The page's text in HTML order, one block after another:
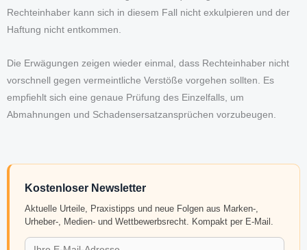
Rechteinhaber kann sich in diesem Fall nicht exkulpieren und der
Haftung nicht entkommen.
Die Erwägungen zeigen wieder einmal, dass Rechteinhaber nicht
vorschnell gegen vermeintliche Verstöße vorgehen sollten. Es
empfiehlt sich eine genaue Prüfung des Einzelfalls, um
Abmahnungen und Schadensersatzansprüchen vorzubeugen.
Kostenloser Newsletter
Aktuelle Urteile, Praxistipps und neue Folgen aus Marken-,
Urheber-, Medien- und Wettbewerbsrecht. Kompakt per E-Mail.